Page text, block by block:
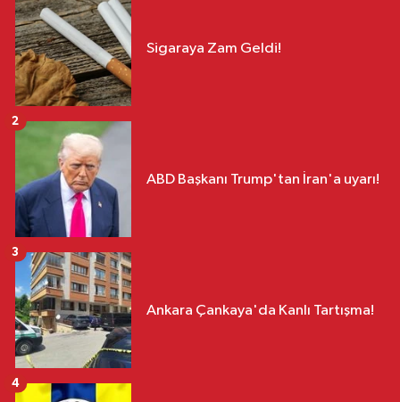
Sigaraya Zam Geldi!
ABD Başkanı Trump'tan İran'a uyarı!
2
Ankara Çankaya'da Kanlı Tartışma!
3
4